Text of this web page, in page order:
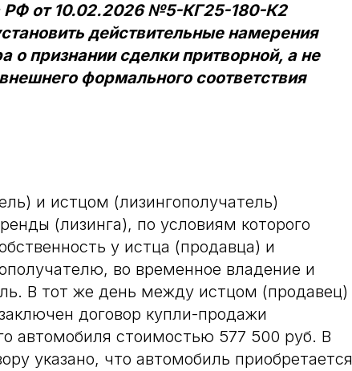
РФ от 10.02.2026 №5-КГ25-180-К2
действительные намерения
о признании сделки притворной, а не
формального соответствия
и истцом (лизингополучатель)
(лизинга), по условиям которого
у истца (продавца) и
во временное владение и
В тот же день между истцом (продавец)
договор купли-продажи
автомобиля стоимостью 577 500 руб. В
указано, что автомобиль приобретается